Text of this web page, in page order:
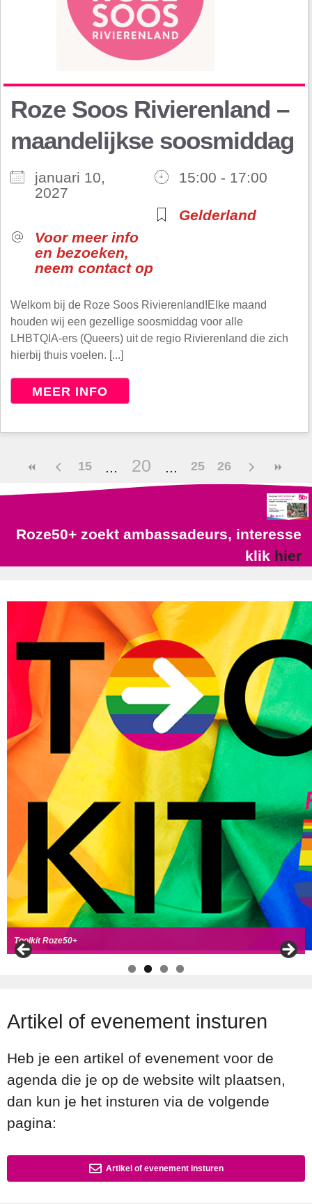
Roze Soos Rivierenland –
maandelijkse soosmiddag
januari 10,
2027
15:00 - 17:00
Voor meer info
en bezoeken,
neem contact op
Gelderland
Welkom bij de Roze Soos Rivierenland!Elke maand
houden wij een gezellige soosmiddag voor alle
LHBTQIA‑ers (Queers) uit de regio Rivierenland die zich
hierbij thuis voelen. [...]
MEER INFO
15 20 25 26
Roze50+ zoekt ambassadeurs, interesse
klik hier
Roze50+ zoekt coll
Toolkit Roze50+
Handboek Roze Loper
Handreiking voor Roze 50+ ambassadeurs
Artikel of evenement insturen
Heb je een artikel of evenement voor de
agenda die je op de website wilt plaatsen,
dan kun je het insturen via de volgende
pagina:
Artikel of evenement insturen